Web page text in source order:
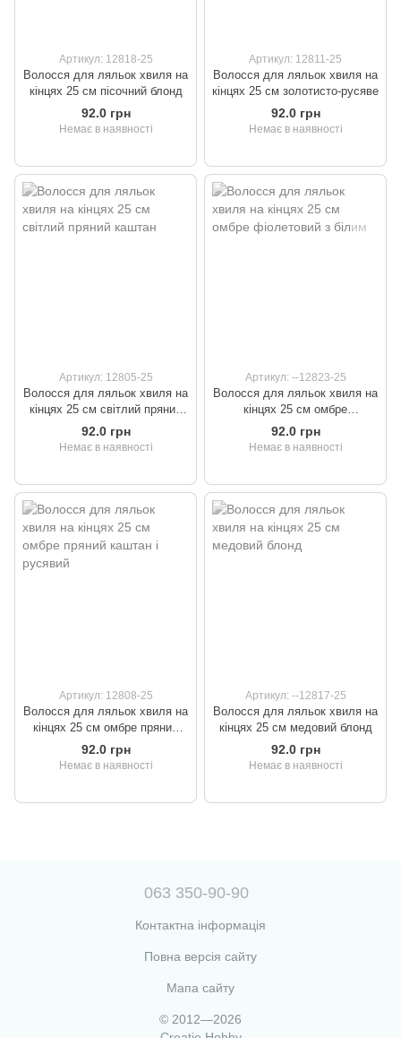
Артикул: 12818-25
Волосся для ляльок хвиля на
кінцях 25 см пісочний блонд
92.0 грн
Немає в наявності
Артикул: 12811-25
Волосся для ляльок хвиля на
кінцях 25 см золотисто-русяве
92.0 грн
Немає в наявності
Артикул: 12805-25
Волосся для ляльок хвиля на
кінцях 25 см світлий пряний
каштан
92.0 грн
Немає в наявності
Артикул: --12823-25
Волосся для ляльок хвиля на
кінцях 25 см омбре
фіолетовий з білим
92.0 грн
Немає в наявності
Артикул: 12808-25
Волосся для ляльок хвиля на
кінцях 25 см омбре пряний
каштан і русявий
92.0 грн
Немає в наявності
Артикул: --12817-25
Волосся для ляльок хвиля на
кінцях 25 см медовий блонд
92.0 грн
Немає в наявності
063 350-90-90
Контактна інформація
Повна версія сайту
Мапа сайту
© 2012—2026